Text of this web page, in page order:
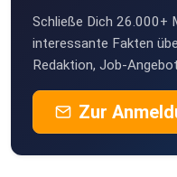
Schließe Dich 26.000+
interessante Fakten
Redaktion, Job-
Zur